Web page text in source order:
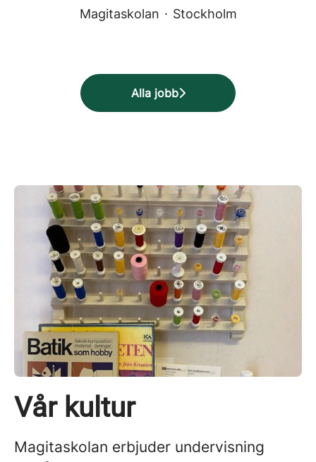
Magitaskolan · Stockholm
Alla jobb
Vår kultur
Magitaskolan erbjuder undervisning